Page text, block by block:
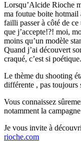
Lorsqu’Alcide Rioche
ma foutue boite hotmail
failli passer à côté de
que j’accepte!?! moi,
moins qu’un modèle
Quand j’ai découvert
craqué, c’est si poétique.
Le thème du shooting
différente , pas toujours
Vous connaissez
notamment la
Je vous invite à
rioche.com